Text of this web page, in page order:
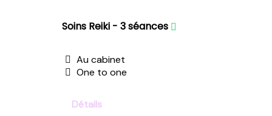
Soins Reiki - 3 séances
Au cabinet
One to one
Détails